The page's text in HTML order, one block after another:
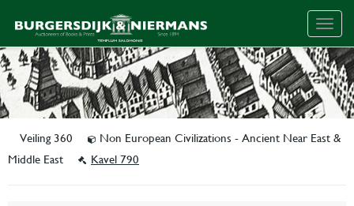
Veiling 360
Non European Civilizations - Ancient Near East &
Middle East
Kavel 790